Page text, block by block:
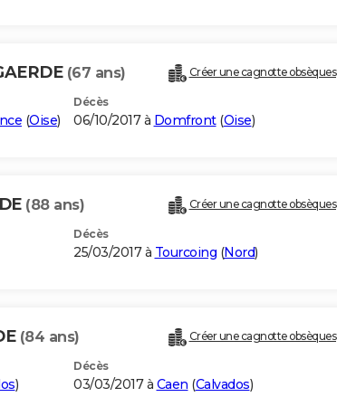
(67 ans) Créer une cagnotte obsèques
(Oise)
Décès
06/10/2017 à Domfront(Oise)
(88 ans) Créer une cagnotte obsèques
Décès
25/03/2017 à Tourcoing (Nord)
(84 ans) Créer une cagnotte obsèques
)
Décès
03/03/2017 à Caen (Calvados)